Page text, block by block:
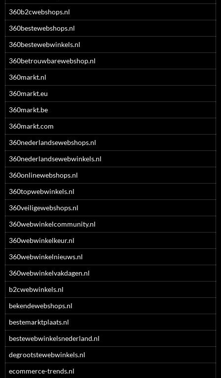
360b2cwebshops.nl
360bestewebshops.nl
360bestewebwinkels.nl
360betrouwbarewebshop.nl
360markt.nl
360markt.eu
360markt.be
360markt.com
360nederlandsewebshops.nl
360nederlandsewebwinkels.nl
360onlinewebshops.nl
360topwebwinkels.nl
360veiligewebshops.nl
360webwinkelcommunity.nl
360webwinkelkeur.nl
360webwinkelnieuws.nl
360webwinkelvakdagen.nl
b2cwebwinkels.nl
bekendewebshops.nl
bestemarktplaats.nl
bestewebwinkelsnederland.nl
degrootstewebwinkels.nl
ecommerce-trends.nl